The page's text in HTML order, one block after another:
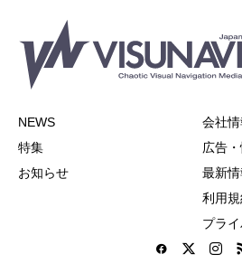
NEWS
特集
お知らせ
会社情
広告
最新
利用規
プラ